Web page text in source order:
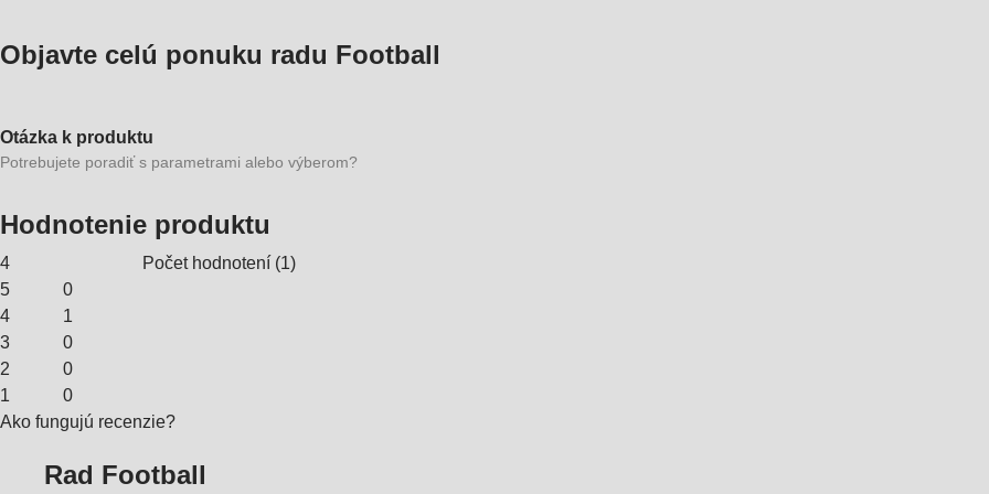
Objavte celú ponuku radu Football
Otázka k produktu
Potrebujete poradiť s parametrami alebo výberom?
Hodnotenie produktu
4 Počet hodnotení (1)
5
0
4
1
3
0
2
0
1
0
Ako fungujú recenzie?
Rad Football